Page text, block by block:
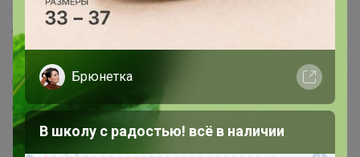
Самое выгодное
Хиты продаж
Самое желанное
Самое быстрое
Начать зарабатывать с 24-ok
Брюнетка
В школу с радостью! всё в наличии